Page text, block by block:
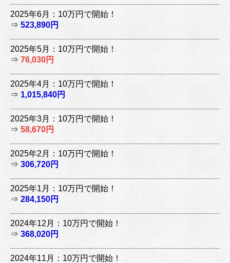
2025年6月：10万円で開始！
⇒ 523,890円
2025年5月：10万円で開始！
⇒ 76,030円
2025年4月：10万円で開始！
⇒ 1,015,840円
2025年3月：10万円で開始！
⇒ 58,670円
2025年2月：10万円で開始！
⇒ 306,720円
2025年1月：10万円で開始！
⇒ 284,150円
2024年12月：10万円で開始！
⇒ 368,020円
2024年11月：10万円で開始！